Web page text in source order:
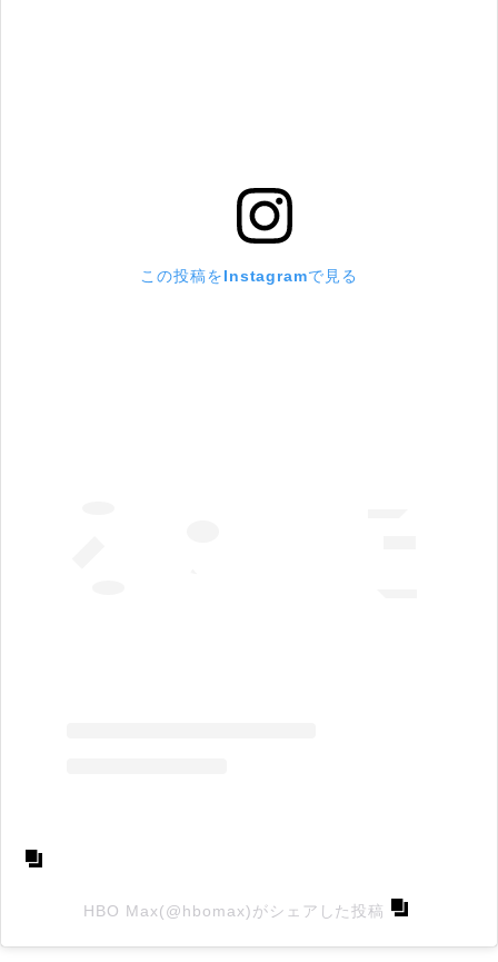
この投稿をInstagramで見る
HBO Max(@hbomax)がシェアした投稿